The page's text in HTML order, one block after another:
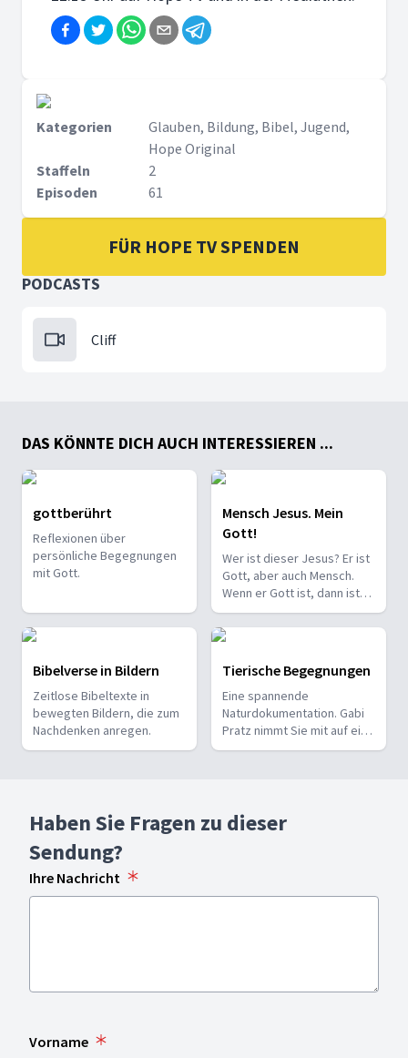
Kategorien
Glauben, Bildung, Bibel, Jugend,
Hope Original
Staffeln
2
Episoden
61
FÜR HOPE TV SPENDEN
PODCASTS
Cliff
DAS KÖNNTE DICH AUCH INTERESSIEREN ...
gottberührt
Reflexionen über
persönliche Begegnungen
mit Gott.
Mensch Jesus. Mein
Gott!
Wer ist dieser Jesus? Er ist
Gott, aber auch Mensch.
Wenn er Gott ist, dann ist
Gott so wie Jesus. Winfried
Vogel zeigt Jesus, wie er
wirklich ist.
Bibelverse in Bildern
Zeitlose Bibeltexte in
bewegten Bildern, die zum
Nachdenken anregen.
Tierische Begegnungen
Eine spannende
Naturdokumentation. Gabi
Pratz nimmt Sie mit auf eine
persönliche Reise ins
Haben Sie Fragen zu dieser
Sendung?
Ihre Nachricht
Vorname